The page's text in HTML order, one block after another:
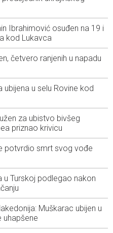
Ibrahimović osuđen na 19 i
kod Lukavca
četvero ranjenih u napadu
ubijena u selu Rovine kod
za ubistvo bivšeg
priznao krivicu
potvrdio smrt svog vođe
u Turskoj podlegao nakon
Muškarac ubijen u
uhapšene